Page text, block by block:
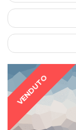
VENDUTO